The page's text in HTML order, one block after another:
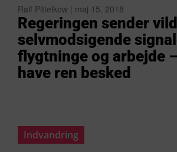
Ralf Pittelkow | maj 15, 2018
Regeringen sender
selvmodsigende
flygtninge og arbejde
have ren besked
Indvandring